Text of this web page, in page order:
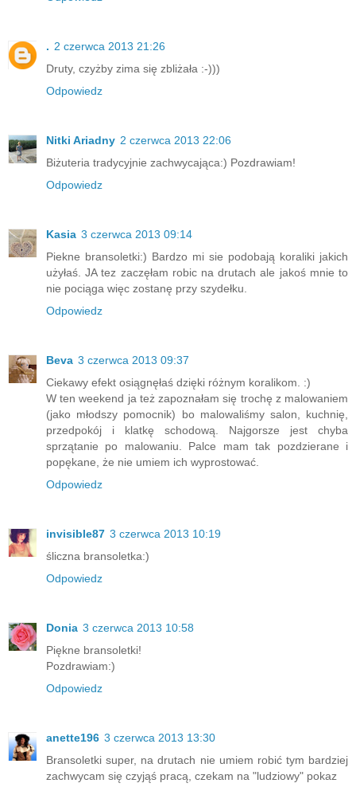
. 2 czerwca 2013 21:26
Druty, czyżby zima się zbliżała :-)))
Odpowiedz
Nitki Ariadny 2 czerwca 2013 22:06
Biżuteria tradycyjnie zachwycająca:) Pozdrawiam!
Odpowiedz
Kasia 3 czerwca 2013 09:14
Piekne bransoletki:) Bardzo mi sie podobają koraliki jakich
użyłaś. JA tez zaczęłam robic na drutach ale jakoś mnie to
nie pociąga więc zostanę przy szydełku.
Odpowiedz
Beva 3 czerwca 2013 09:37
Ciekawy efekt osiągnęłaś dzięki różnym koralikom. :)
W ten weekend ja też zapoznałam się trochę z malowaniem
(jako młodszy pomocnik) bo malowaliśmy salon, kuchnię,
przedpokój i klatkę schodową. Najgorsze jest chyba
sprzątanie po malowaniu. Palce mam tak pozdzierane i
popękane, że nie umiem ich wyprostować.
Odpowiedz
invisible87 3 czerwca 2013 10:19
śliczna bransoletka:)
Odpowiedz
Donia 3 czerwca 2013 10:58
Piękne bransoletki!
Pozdrawiam:)
Odpowiedz
anette196 3 czerwca 2013 13:30
Bransoletki super, na drutach nie umiem robić tym bardziej
zachwycam się czyjąś pracą, czekam na "ludziowy" pokaz